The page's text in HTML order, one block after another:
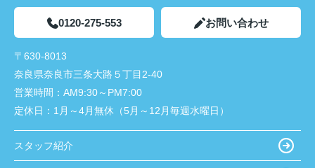
0120-275-553 お問い合わせ
〒630-8013
奈良県奈良市三条大路５丁目2-40
営業時間： AM9:30～PM7:00
定休日： 1月～4月無休（5月～12月毎週水曜日）
スタッフ紹介